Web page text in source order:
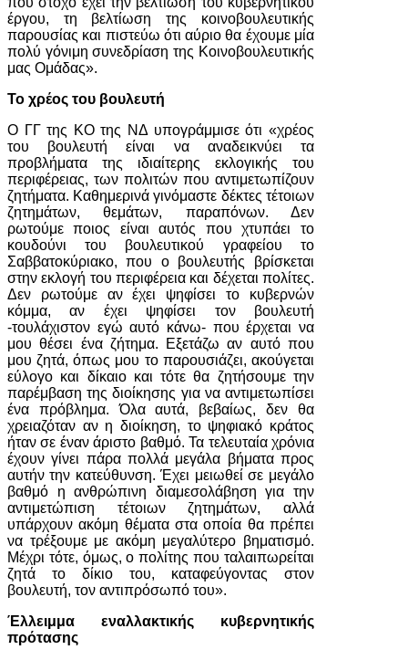
έργου, τη βελτίωση της κοινοβουλευτικής
παρουσίας και πιστεύω ότι αύριο θα έχουμε μία
πολύ γόνιμη συνεδρίαση της Κοινοβουλευτικής
μας Ομάδας».
Το χρέος του βουλευτή
Ο ΓΓ της ΚΟ της ΝΔ υπογράμμισε ότι «χρέος
του βουλευτή είναι να αναδεικνύει τα
προβλήματα της ιδιαίτερης εκλογικής του
περιφέρειας, των πολιτών που αντιμετωπίζουν
ζητήματα. Καθημερινά γινόμαστε δέκτες τέτοιων
ζητημάτων, θεμάτων, παραπόνων. Δεν
ρωτούμε ποιος είναι αυτός που χτυπάει το
κουδούνι του βουλευτικού γραφείου το
Σαββατοκύριακο, που ο βουλευτής βρίσκεται
στην εκλογή του περιφέρεια και δέχεται πολίτες.
Δεν ρωτούμε αν έχει ψηφίσει το κυβερνών
κόμμα, αν έχει ψηφίσει τον βουλευτή
-τουλάχιστον εγώ αυτό κάνω- που έρχεται να
μου θέσει ένα ζήτημα. Εξετάζω αν αυτό που
μου ζητά, όπως μου το παρουσιάζει, ακούγεται
εύλογο και δίκαιο και τότε θα ζητήσουμε την
παρέμβαση της διοίκησης για να αντιμετωπίσει
ένα πρόβλημα. Όλα αυτά, βεβαίως, δεν θα
χρειαζόταν αν η διοίκηση, το ψηφιακό κράτος
ήταν σε έναν άριστο βαθμό. Τα τελευταία χρόνια
έχουν γίνει πάρα πολλά μεγάλα βήματα προς
αυτήν την κατεύθυνση. Έχει μειωθεί σε μεγάλο
βαθμό η ανθρώπινη διαμεσολάβηση για την
αντιμετώπιση τέτοιων ζητημάτων, αλλά
υπάρχουν ακόμη θέματα στα οποία θα πρέπει
να τρέξουμε με ακόμη μεγαλύτερο βηματισμό.
Μέχρι τότε, όμως, ο πολίτης που ταλαιπωρείται
ζητά το δίκιο του, καταφεύγοντας στον
βουλευτή, τον αντιπρόσωπό του».
Έλλειμμα εναλλακτικής κυβερνητικής
πρότασης